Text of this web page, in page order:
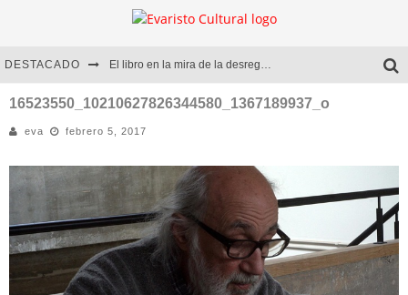
DESTACADO El libro en la mira de la desregulación
Marcelo Rubio | El llovedor
Diego Meret | Hotel Acapulco
Alejandra Correa | La nieve
16523550_10210627826344580_1367189937_o
eva febrero 5, 2017